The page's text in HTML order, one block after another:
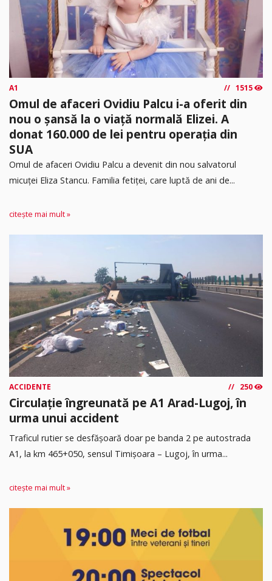
A1 1515
Omul de afaceri Ovidiu Palcu i-a oferit din
nou o șansă la o viață normală Elizei. A
donat 160.000 de lei pentru operația din
SUA
Omul de afaceri Ovidiu Palcu a devenit din nou salvatorul
micuței Eliza Stancu. Familia fetiței, care luptă de ani de...
citește mai mult »
ACCIDENTE 250
Circulație îngreunată pe A1 Arad-Lugoj, în
urma unui accident
Traficul rutier se desfășoară doar pe banda 2 pe autostrada
A1, la km 465+050, sensul Timişoara – Lugoj, în urma...
citește mai mult »